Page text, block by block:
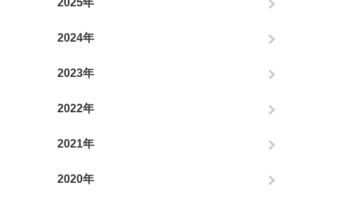
2025年
2024年
2023年
2022年
2021年
2020年